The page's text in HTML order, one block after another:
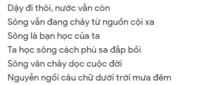
Dậy đi thôi, nước vẫn còn
Sông vẫn đang chảy từ nguồn cội xa
Sông là bạn học của ta
Ta học sông cách phù sa đắp bồi
Sông văn chảy dọc cuộc đời
Nguyễn ngồi câu chữ dưới trời mưa đêm